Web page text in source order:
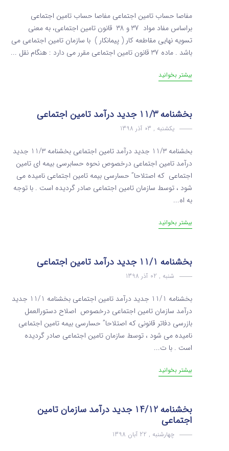
مفاصا حساب تامین اجتماعی مفاصا حساب تامین اجتماعی
براساس مفاد مواد 37 و 38 قانون تامین اجتماعی، به معنی
تسویه نهایی مقاطعه کار ( پیمانکار ) با سازمان تامین اجتماعی می
باشد . ماده 37 قانون تامین اجتماعی مقرر می دارد : هنگام نقل ...
بیشتر بخوانید
بخشنامه 11/3 جدید درآمد تامین اجتماعی
یکشنبه , 03 آذر 1398
بخشنامه 11/3 جدید درآمد تامین اجتماعی بخشنامه 11/3 جدید
درآمد تامین اجتماعی درخصوص نحوه حسابرسی بیمه ای تامین
اجتماعی که اصتلاحا” حسارسی بیمه تامین اجتماعی نامیده می
شود ، توسط سازمان تامین اجتماعی صادر گردیده است . با توجه
به اه...
بیشتر بخوانید
بخشنامه 11/1 جدید درآمد تامین اجتماعی
شنبه , 02 آذر 1398
بخشنامه 11/1 جدید درآمد تامین اجتماعی بخشنامه 11/1 جدید
درآمد سازمان تامین اجتماعی درخصوص اصلاح دستورالعمل
بازرسی دفاتر قانونی که اصتلاحا” حسارسی بیمه تامین اجتماعی
نامیده می شود ، توسط سازمان تامین اجتماعی صادر گردیده
است . با ت...
بیشتر بخوانید
بخشنامه 14/12 جدید درآمد سازمان تامین
اجتماعی
چهارشنبه , 22 آبان 1398